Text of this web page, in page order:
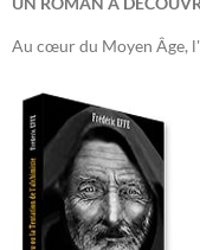
Au cœur du Moyen Âge,